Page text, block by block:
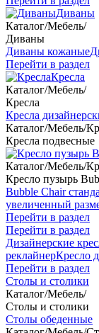
Диваны
Каталог/Мебель/
Диваны
Диваны кожаные
Перейти в раздел
Кресла
Каталог/Мебель/
Кресла
Кресла
Каталог/Мебель/
Кресла подвесные
Каталог/Мебель/
Кресло пузырь
Bubble Chair
увеличенный
Перейти в раздел
Перейти в раздел
Дизайнерские
реклайнерКресло
Перейти в раздел
Столы и столики
Каталог/Мебель/
Столы и столики
Столы обеденные